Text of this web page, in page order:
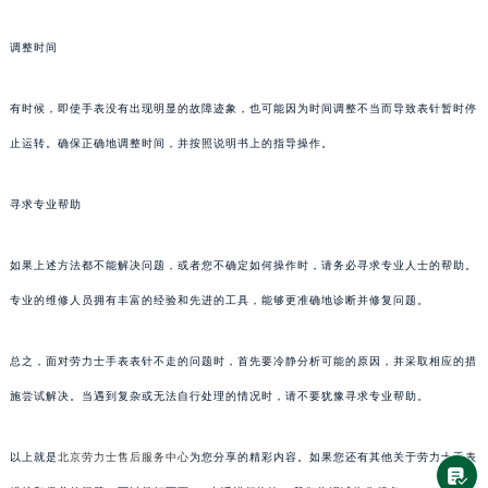
调整时间
有时候，即使手表没有出现明显的故障迹象，也可能因为时间调整不当而导致表针暂时停
止运转。确保正确地调整时间，并按照说明书上的指导操作。
寻求专业帮助
如果上述方法都不能解决问题，或者您不确定如何操作时，请务必寻求专业人士的帮助。
专业的维修人员拥有丰富的经验和先进的工具，能够更准确地诊断并修复问题。
总之，面对劳力士手表表针不走的问题时，首先要冷静分析可能的原因，并采取相应的措
施尝试解决。当遇到复杂或无法自行处理的情况时，请不要犹豫寻求专业帮助。
以上就是北京劳力士售后服务中心为您分享的精彩内容。如果您还有其他关于劳力士手表